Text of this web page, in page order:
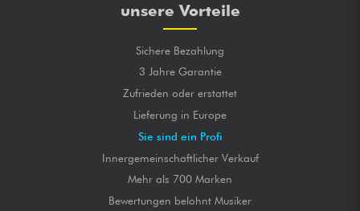
unsere Vorteile
Sichere Bezahlung
3 Jahre Garantie
Zufrieden oder erstattet
Lieferung in Europe
Sie sind ein Profi
Innergemeinschaftlicher Verkauf
Mehr als 700 Marken
Bewertungen belohnt Musiker